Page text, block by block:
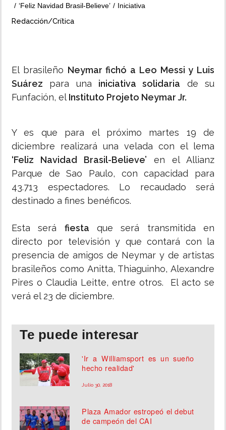
‘Feliz Navidad Brasil-Believe’
Iniciativa
Redacción/Crítica
El brasileño Neymar fichó a Leo Messi y Luis
Suárez para una iniciativa solidaria de su
Funfación, el Instituto Projeto Neymar Jr.
Y es que para el próximo martes 19 de
diciembre realizará una velada con el lema
‘Feliz Navidad Brasil-Believe’ en el Allianz
Parque de Sao Paulo, con capacidad para
43.713 espectadores. Lo recaudado será
destinado a fines benéficos.
Esta será fiesta que será transmitida en
directo por televisión y que contará con la
presencia de amigos de Neymar y de artistas
brasileños como Anitta, Thiaguinho, Alexandre
Pires o Claudia Leitte, entre otros. El acto se
verá el 23 de diciembre.
Te puede interesar
'Ir a Williamsport es un sueño
hecho realidad'
Julio 30, 2018
Plaza Amador estropeó el debut
de campeón del CAI